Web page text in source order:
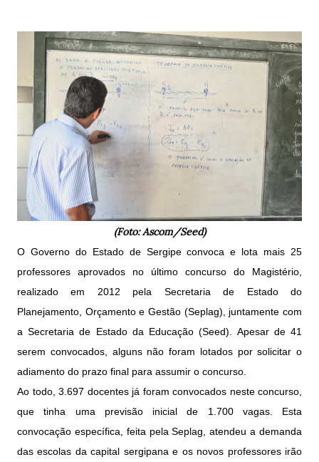
(Foto: Ascom/Seed)
O Governo do Estado de Sergipe convoca e lota mais 25
professores aprovados no último concurso do Magistério,
realizado em 2012 pela Secretaria de Estado do
Planejamento, Orçamento e Gestão (Seplag), juntamente com
a Secretaria de Estado da Educação (Seed). Apesar de 41
serem convocados, alguns não foram lotados por solicitar o
adiamento do prazo final para assumir o concurso.
Ao todo, 3.697 docentes já foram convocados neste concurso,
que tinha uma previsão inicial de 1.700 vagas. Esta
convocação específica, feita pela Seplag, atendeu a demanda
das escolas da capital sergipana e os novos professores irão